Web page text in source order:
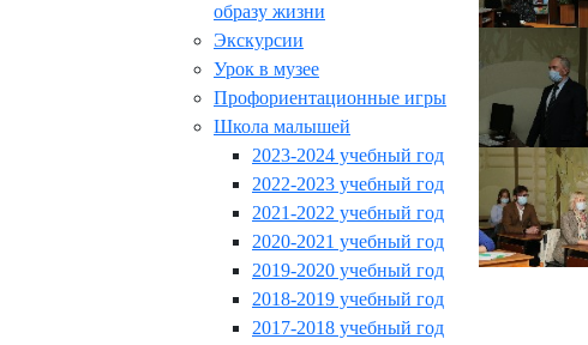
образу жизни
Экскурсии
Урок в музее
Профориентационные игры
Школа малышей
2023-2024 учебный год
2022-2023 учебный год
2021-2022 учебный год
2020-2021 учебный год
2019-2020 учебный год
2018-2019 учебный год
2017-2018 учебный год